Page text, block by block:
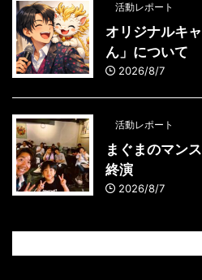
活動レポート
オリジナルキ
ん」について
2026/8/7
活動レポート
まぐまのマン
終演
2026/8/7